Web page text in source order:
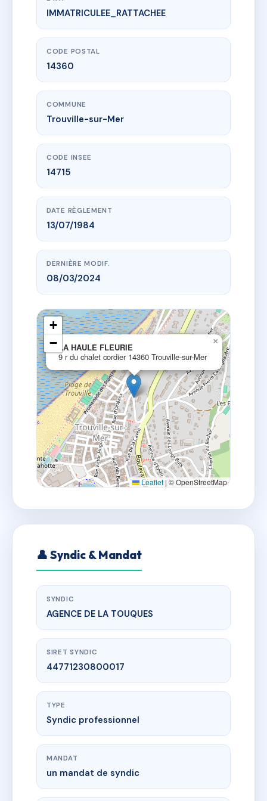
www.vme.plus/AC6441877
LA HAULE FLEURIE
9 r du chalet cordier
IMMATRICULEE_RATTACHEE
CODE POSTAL
14360
COMMUNE
Trouville-sur-Mer
CODE INSEE
14715
DATE RÈGLEMENT
13/07/1984
DERNIÈRE MODIF.
08/03/2024
LA HAULE FLEURIE
9 r du chalet cordier 14360 Trouville-sur-Mer
×
+
−
Leaflet | © OpenStreetMap
👤 Syndic & Mandat
SYNDIC
AGENCE DE LA TOUQUES
SIRET SYNDIC
44771230800017
TYPE
Syndic professionnel
MANDAT
un mandat de syndic